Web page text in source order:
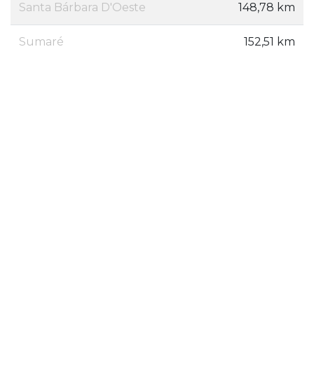
Santa Bárbara D'Oeste 148,78 km
Sumaré 152,51 km